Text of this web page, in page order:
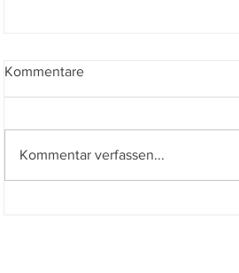
Kommentare
Kommentar verfassen...